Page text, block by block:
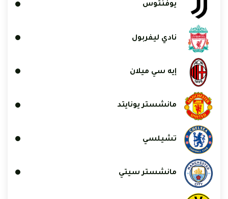
يوفنتوس
نادي ليفربول
إيه سي ميلان
مانشستر يونايتد
تشيلسي
مانشستر سيتي